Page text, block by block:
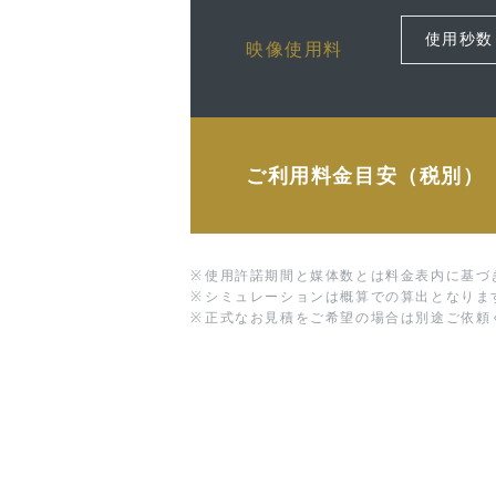
映像使用料
ご利用料金目安（税別）
※ 使用許諾期間と媒体数とは料金表内に基づ
※ シミュレーションは概算での算出となりま
※ 正式なお見積をご希望の場合は別途ご依頼